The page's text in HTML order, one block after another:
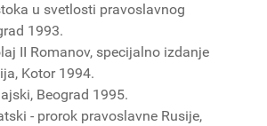
u svetlosti pravoslavnog
1993.
II Romanov, specijalno izdanje
Kotor 1994.
Beograd 1995.
- prorok pravoslavne Rusije,